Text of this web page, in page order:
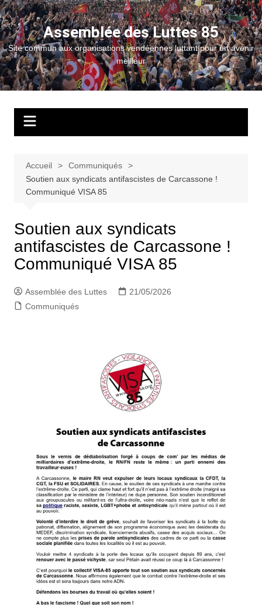
Aller
au
contenu
Assemblée des Luttes 85
Site commun aux organisations vendéennes luttant pour un avenir
meilleur
Accueil
Communiqués
Soutien aux syndicats antifascistes de Carcassone !
Communiqué VISA 85
Soutien aux syndicats
antifascistes de Carcassone !
Communiqué VISA 85
Assemblée des Luttes
21/05/2026
Communiqués